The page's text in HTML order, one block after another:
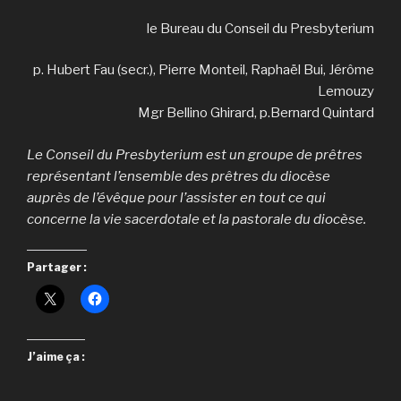
le Bureau du Conseil du Presbyterium
p. Hubert Fau (secr.), Pierre Monteil, Raphaël Bui, Jérôme
Lemouzy
Mgr Bellino Ghirard, p.Bernard Quintard
Le Conseil du Presbyterium est un groupe de prêtres
représentant l’ensemble des prêtres du diocèse
auprès de l’évêque pour l’assister en tout ce qui
concerne la vie sacerdotale et la pastorale du diocèse.
Partager :
J’aime ça :